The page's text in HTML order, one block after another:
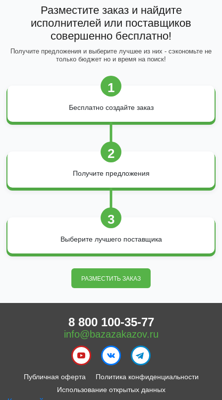
Разместите заказ и найдите
исполнителей или поставщиков
совершенно бесплатно!
Получите предложения и выберите лучшее из них - сэкономьте не
только бюджет но и время на поиск!
1
Бесплатно создайте заказ
2
Получите предложения
3
Выберите лучшего поставщика
РАЗМЕСТИТЬ ЗАКАЗ
Публичная оферта
Политика конфиденциальности
Использование открытых данных
8 800 100-35-77
info@bazazakazov.ru